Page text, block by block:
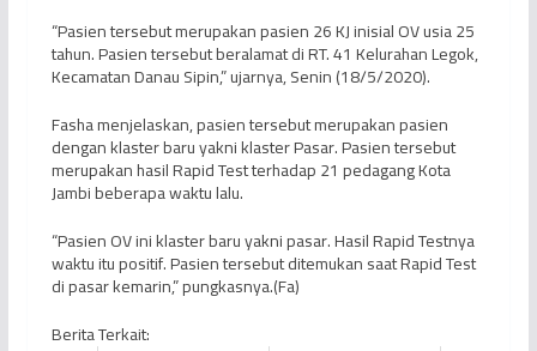
“Pasien tersebut merupakan pasien 26 KJ inisial OV usia 25
tahun. Pasien tersebut beralamat di RT. 41 Kelurahan Legok,
Kecamatan Danau Sipin,” ujarnya, Senin (18/5/2020).
Fasha menjelaskan, pasien tersebut merupakan pasien
dengan klaster baru yakni klaster Pasar. Pasien tersebut
merupakan hasil Rapid Test terhadap 21 pedagang Kota
Jambi beberapa waktu lalu.
“Pasien OV ini klaster baru yakni pasar. Hasil Rapid Testnya
waktu itu positif. Pasien tersebut ditemukan saat Rapid Test
di pasar kemarin,” pungkasnya.(Fa)
Berita Terkait: